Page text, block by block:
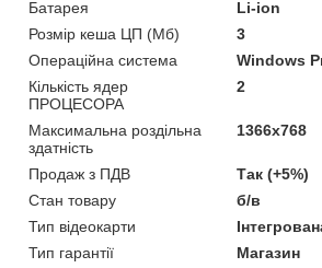
Батарея
Li-ion
Розмір кеша ЦП (Мб)
3
Операційна система
Windows
Кількість ядер
ПРОЦЕСОРА
2
Максимальна роздільна
здатність
1366x768
Продаж з ПДВ
Так (+5%)
Стан товару
б/в
Тип відеокарти
Тип гарантії
Магазин